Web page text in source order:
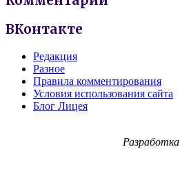
ВКонтакте
Редакция
Разное
Правила комментирования
Условия использования сайта
Блог Лицея
Разработка